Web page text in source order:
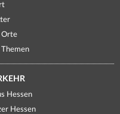
Orte
Hessen
Hessen